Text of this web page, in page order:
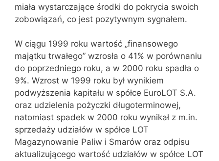
miała wystarczające środki do pokrycia swoich
zobowiązań, co jest pozytywnym sygnałem.
W ciągu 1999 roku wartość „finansowego
majątku trwałego” wzrosła o 41% w porównaniu
do poprzedniego roku, a w 2000 roku spadła o
9%. Wzrost w 1999 roku był wynikiem
podwyższenia kapitału w spółce EuroLOT S.A.
oraz udzielenia pożyczki długoterminowej,
natomiast spadek w 2000 roku wynikał z m.in.
sprzedaży udziałów w spółce LOT
Magazynowanie Paliw i Smarów oraz odpisu
aktualizującego wartość udziałów w spółce LOT